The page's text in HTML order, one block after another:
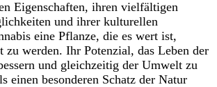
Eigenschaften, ihren vielfältigen
und ihrer kulturellen
eine Pflanze, die es wert ist,
zu werden. Ihr Potenzial, das Leben der
und gleichzeitig der Umwelt zu
einen besonderen Schatz der Natur